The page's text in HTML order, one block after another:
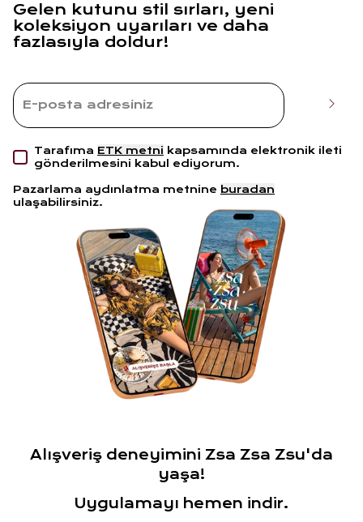
Gelen kutunu stil sırları, yeni
koleksiyon uyarıları ve daha
fazlasıyla doldur!
Tarafıma ETK metni kapsamında elektronik ileti
gönderilmesini kabul ediyorum.
Pazarlama aydınlatma metnine buradan
ulaşabilirsiniz.
Alışveriş deneyimini Zsa Zsa Zsu'da
yaşa!
Uygulamayı hemen indir.